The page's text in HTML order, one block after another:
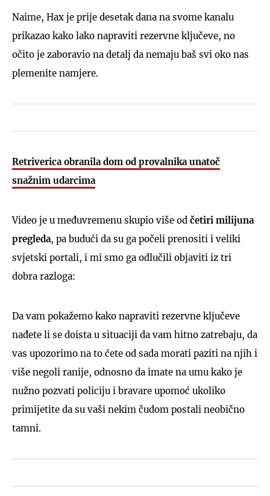
Naime, Hax je prije desetak dana na svome kanalu
prikazao kako lako napraviti rezervne ključeve, no
očito je zaboravio na detalj da nemaju baš svi oko nas
plemenite namjere.
Retriverica obranila dom od provalnika unatoč
snažnim udarcima
Video je u međuvremenu skupio više od četiri milijuna
pregleda, pa budući da su ga počeli prenositi i veliki
svjetski portali, i mi smo ga odlučili objaviti iz tri
dobra razloga:
Da vam pokažemo kako napraviti rezervne ključeve
nađete li se doista u situaciji da vam hitno zatrebaju, da
vas upozorimo na to ćete od sada morati paziti na njih i
više negoli ranije, odnosno da imate na umu kako je
nužno pozvati policiju i bravare upomoć ukoliko
primijetite da su vaši nekim čudom postali neobično
tamni.